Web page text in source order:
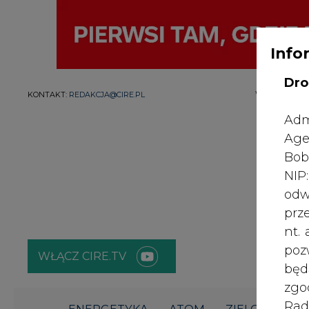
KONTAKT: REDAKCJA@CIRE.PL WYDAWCA
WŁĄCZ CIRE.TV
nt.